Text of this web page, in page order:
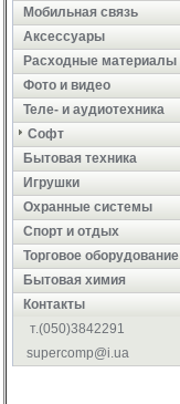
Мобильная связь
Аксессуары
Расходные материалы
Фото и видео
Теле- и аудиотехника
Софт
Бытовая техника
Игрушки
Охранные системы
Cпорт и отдых
Торговое оборудование
Бытовая химия
Контакты
т.(050)3842291
supercomp@i.ua